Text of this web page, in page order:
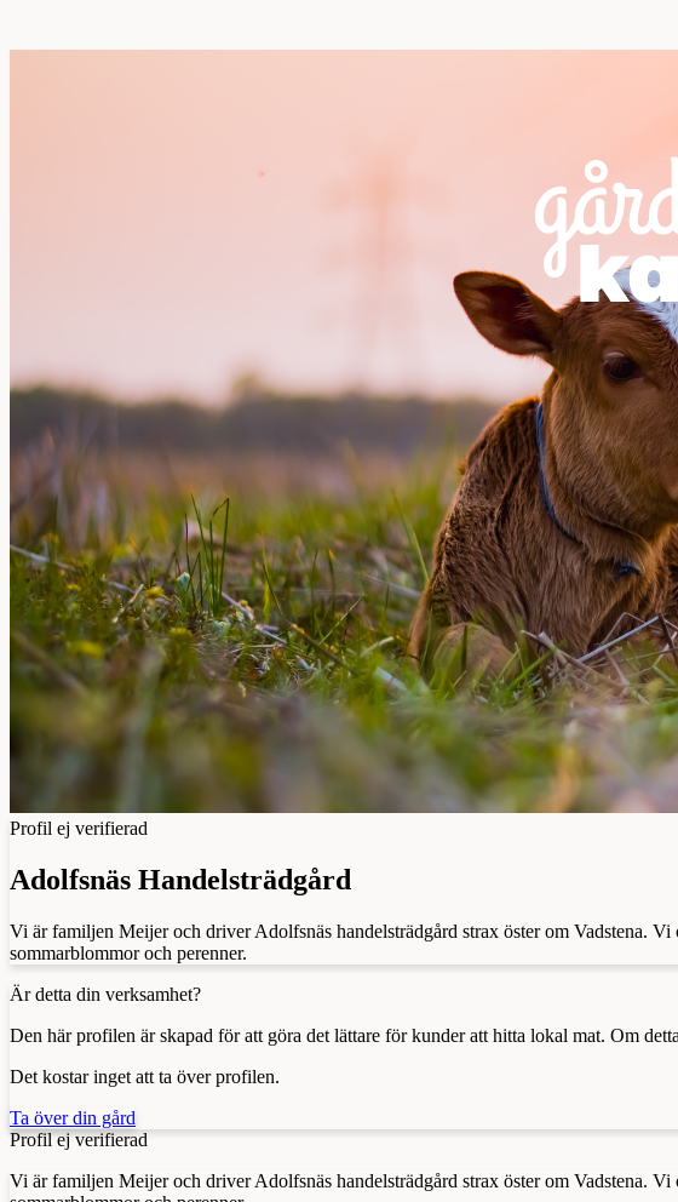
Profil ej verifierad
Adolfsnäs Handelsträdgård
Vi är familjen Meijer och driver Adolfsnäs handelsträdgård strax öster om Vadstena.
sommarblommor och perenner.
Är detta din verksamhet?
Den här profilen är skapad för att göra det lättare för kunder att hitta lokal mat. Om
Det kostar inget att ta över profilen.
Ta över din gård
Profil ej verifierad
Vi är familjen Meijer och driver Adolfsnäs handelsträdgård strax öster om Vadstena.